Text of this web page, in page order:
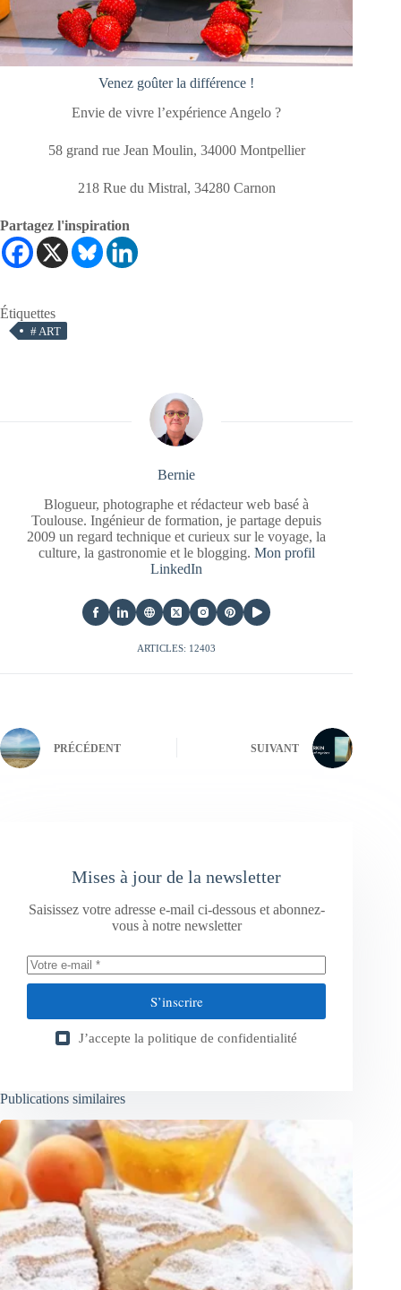
Venez goûter la différence !
Envie de vivre l’expérience Angelo ?
58 grand rue Jean Moulin, 34000 Montpellier
218 Rue du Mistral, 34280 Carnon
Partagez l'inspiration
Étiquettes
# ART
Bernie
Blogueur, photographe et rédacteur web basé à
Toulouse. Ingénieur de formation, je partage depuis
2009 un regard technique et curieux sur le voyage, la
culture, la gastronomie et le blogging. Mon profil
LinkedIn
ARTICLES: 12403
PRÉCÉDENT SUIVANT
Mises à jour de la newsletter
Saisissez votre adresse e-mail ci-dessous et abonnez-
vous à notre newsletter
S’inscrire
J’accepte la politique de confidentialité
Publications similaires